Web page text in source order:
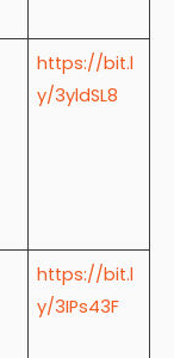
https://bit.l
y/3yldSL8
https://bit.l
y/3IPs43F